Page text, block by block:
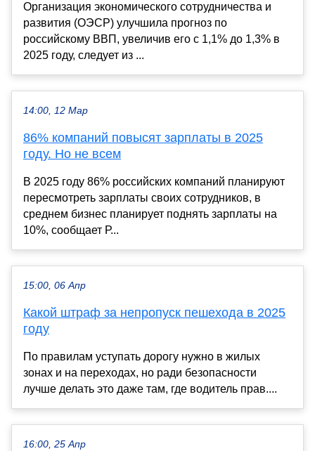
Организация экономического сотрудничества и
развития (ОЭСР) улучшила прогноз по
российскому ВВП, увеличив его с 1,1% до 1,3% в
2025 году, следует из ...
14:00, 12 Мар
86% компаний повысят зарплаты в 2025
году. Но не всем
В 2025 году 86% российских компаний планируют
пересмотреть зарплаты своих сотрудников, в
среднем бизнес планирует поднять зарплаты на
10%, сообщает Р...
15:00, 06 Апр
Какой штраф за непропуск пешехода в 2025
году
По правилам уступать дорогу нужно в жилых
зонах и на переходах, но ради безопасности
лучше делать это даже там, где водитель прав....
16:00, 25 Апр